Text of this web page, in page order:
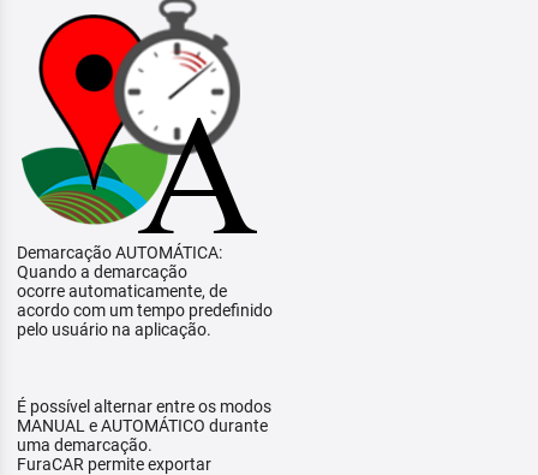
Demarcação AUTOMÁTICA:
Quando a demarcação
ocorre automaticamente, de
acordo com um tempo predefinido
pelo usuário na aplicação.
É possível alternar entre os modos
MANUAL e AUTOMÁTICO durante
uma demarcação.
FuraCAR permite exportar